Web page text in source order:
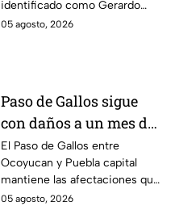
identificado como Gerardo
“N”, de 27 años, quien
05 agosto, 2026
Paso de Gallos sigue
con daños a un mes de
afectaciones por
lluvias
El Paso de Gallos entre
Ocoyucan y Puebla capital
mantiene las afectaciones que
dejó el aumento del nivel del
05 agosto, 2026